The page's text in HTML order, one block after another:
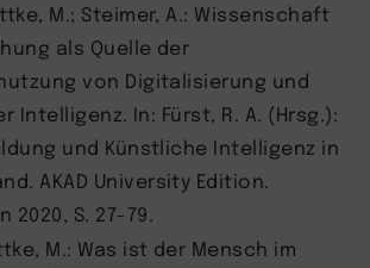
M.; Steimer, A.: Wissenschaft
als Quelle der
von Digitalisierung und
Intelligenz. In: Fürst, R. A. (Hrsg.):
und Künstliche Intelligenz in
AKAD University Edition.
2020, S. 27-79.
M.: Was ist der Mensch im